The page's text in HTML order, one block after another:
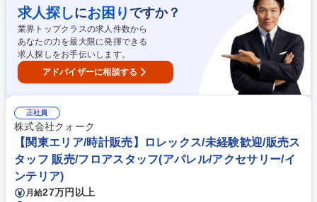
磨に携わっていただきます。 ・経験や熟練度に応じて、パテックフィリッ
プやオーデマ・ピゲなどお願いする事もあります。 募集職種 【愛知/高級
腕時計の研磨士】リユース業界TOPシェア「コメ兵」/離職率4%
求人探しにお困り ですか？
業界トップクラスの求人件数から
あなたの力を最大限に発揮できる
求人探しをお手伝いします。
アドバイザーに相談する
正社員
株式会社クォーク
【関東エリア/時計販売】ロレックス/未経験歓迎/販売ス
タッフ 販売/フロアスタッフ(アパレル/アクセサリー/イ
ンテリア)
月給27万円以上